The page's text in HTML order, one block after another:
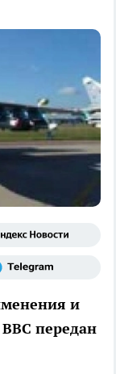
и
ВВС передан